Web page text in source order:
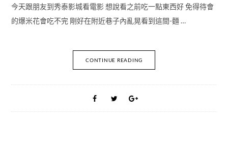
今天跟朋友到秀泰影城看電影 想說看之前吃一點東西好 免得待會
的爆米花會吃不完 剛好在附近巷子內亂晃看到這間-麵 …
CONTINUE READING